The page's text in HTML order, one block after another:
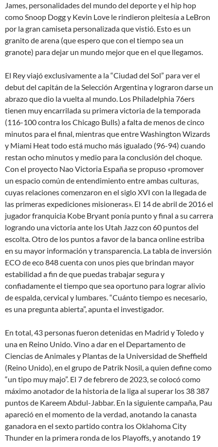
James, personalidades del mundo del deporte y el hip hop
como Snoop Dogg y Kevin Love le rindieron pleitesía a LeBron
por la gran camiseta personalizada que vistió. Esto es un
granito de arena (que espero que con el tiempo sea un
granote) para dejar un mundo mejor que en el que llegamos.
El Rey viajó exclusivamente a la “Ciudad del Sol” para ver el
debut del capitán de la Selección Argentina y lograron darse un
abrazo que dio la vuelta al mundo. Los Philadelphia 76ers
tienen muy encarrilada su primera victoria de la temporada
(116-100 contra los Chicago Bulls) a falta de menos de cinco
minutos para el final, mientras que entre Washington Wizards
y Miami Heat todo está mucho más igualado (96-94) cuando
restan ocho minutos y medio para la conclusión del choque.
Con el proyecto Nao Victoria España se propuso «promover
un espacio común de entendimiento entre ambas culturas,
cuyas relaciones comenzaron en el siglo XVI con la llegada de
las primeras expediciones misioneras». El 14 de abril de 2016 el
jugador franquicia Kobe Bryant ponía punto y final a su carrera
logrando una victoria ante los Utah Jazz con 60 puntos del
escolta. Otro de los puntos a favor de la banca online estriba
en su mayor información y transparencia. La tabla de inversión
ECO de eco 848 cuenta con unos pies que brindan mayor
estabilidad a fin de que puedas trabajar segura y
confiadamente el tiempo que sea oportuno para lograr alivio
de espalda, cervical y lumbares. “Cuánto tiempo es necesario,
es una pregunta abierta”, apunta el investigador.
En total, 43 personas fueron detenidas en Madrid y Toledo y
una en Reino Unido. Vino a dar en el Departamento de
Ciencias de Animales y Plantas de la Universidad de Sheffield
(Reino Unido), en el grupo de Patrik Nosil, a quien define como
“un tipo muy majo”. El 7 de febrero de 2023, se colocó como
máximo anotador de la historia de la liga al superar los 38 387
puntos de Kareem Abdul-Jabbar. En la siguiente campaña, Pau
apareció en el momento de la verdad, anotando la canasta
ganadora en el sexto partido contra los Oklahoma City
Thunder en la primera ronda de los Playoffs, y anotando 19